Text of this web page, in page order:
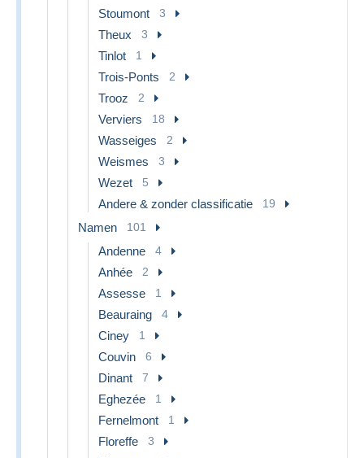
Stoumont 3
Theux 3
Tinlot 1
Trois-Ponts 2
Trooz 2
Verviers 18
Wasseiges 2
Weismes 3
Wezet 5
Andere & zonder classificatie 19
Namen 101
Andenne 4
Anhée 2
Assesse 1
Beauraing 4
Ciney 1
Couvin 6
Dinant 7
Eghezée 1
Fernelmont 1
Floreffe 3